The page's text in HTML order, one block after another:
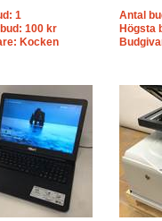
1
100 kr
Kocken
Antal
Högsta